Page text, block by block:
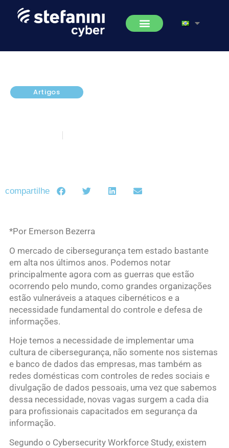
Artigos
compartilhe
*Por Emerson Bezerra
O mercado de cibersegurança tem estado bastante
em alta nos últimos anos. Podemos notar
principalmente agora com as guerras que estão
ocorrendo pelo mundo, como grandes organizações
estão vulneráveis a ataques cibernéticos e a
necessidade fundamental do controle e defesa de
informações.
Hoje temos a necessidade de implementar uma
cultura de cibersegurança, não somente nos sistemas
e banco de dados das empresas, mas também as
redes domésticas com controles de redes sociais e
divulgação de dados pessoais, uma vez que sabemos
dessa necessidade, novas vagas surgem a cada dia
para profissionais capacitados em segurança da
informação.
Segundo o Cybersecurity Workforce Study, existem